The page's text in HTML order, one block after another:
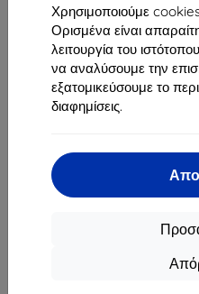
Χρησιμοποιούμε
Ορισμένα είναι
λειτουργία του
να αναλύσουμε την
εξατομικεύσουμε το
διαφημίσεις.
info@top4mobile.eu
Γράψτε μας
Δευτέρα έως Παρασκευή:
Online8:00 - 16:00
Offline